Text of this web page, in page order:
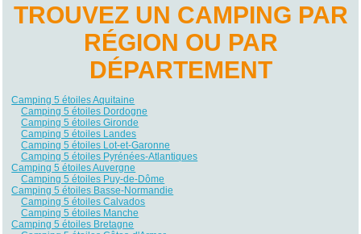
TROUVEZ UN CAMPING PAR
RÉGION OU PAR
DÉPARTEMENT
Camping 5 étoiles Aquitaine
Camping 5 étoiles Dordogne
Camping 5 étoiles Gironde
Camping 5 étoiles Landes
Camping 5 étoiles Lot-et-Garonne
Camping 5 étoiles Pyrénées-Atlantiques
Camping 5 étoiles Auvergne
Camping 5 étoiles Puy-de-Dôme
Camping 5 étoiles Basse-Normandie
Camping 5 étoiles Calvados
Camping 5 étoiles Manche
Camping 5 étoiles Bretagne